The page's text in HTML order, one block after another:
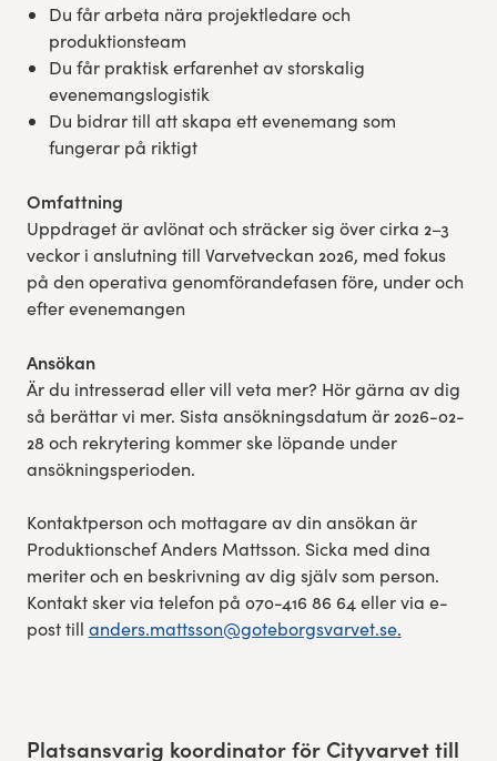
Du får arbeta nära projektledare och
produktionsteam
Du får praktisk erfarenhet av storskalig
evenemangslogistik
Du bidrar till att skapa ett evenemang som
fungerar på riktigt
Omfattning
Uppdraget är avlönat och sträcker sig över cirka 2–3
veckor i anslutning till Varvetveckan 2026, med fokus
på den operativa genomförandefasen före, under och
efter evenemangen
Ansökan
Är du intresserad eller vill veta mer? Hör gärna av dig
så berättar vi mer. Sista ansökningsdatum är 2026-02-
28 och rekrytering kommer ske löpande under
ansökningsperioden.
Kontaktperson och mottagare av din ansökan är
Produktionschef Anders Mattsson. Sicka med dina
meriter och en beskrivning av dig själv som person.
Kontakt sker via telefon på 070-416 86 64 eller via e-
post till anders.mattsson@goteborgsvarvet.se.
Platsansvarig koordinator för Cityvarvet till